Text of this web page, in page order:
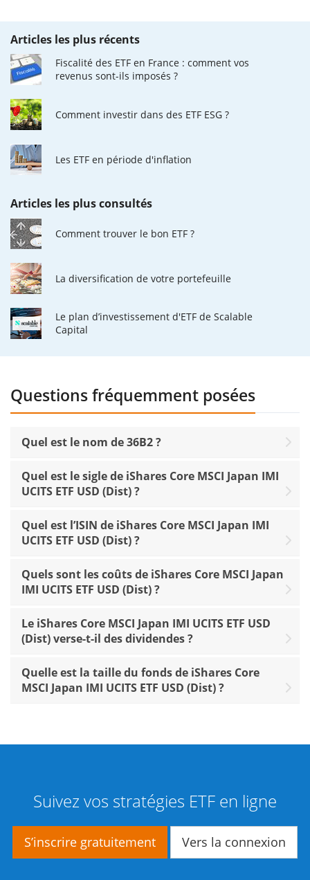
Articles les plus récents
Fiscalité des ETF en France : comment vos
revenus sont-ils imposés ?
Comment investir dans des ETF ESG ?
Les ETF en période d'inflation
Articles les plus consultés
Comment trouver le bon ETF ?
La diversification de votre portefeuille
Le plan d’investissement d'ETF de Scalable
Capital
Questions fréquemment posées
Quel est le nom de 36B2 ?
Quel est le sigle de iShares Core MSCI Japan IMI
UCITS ETF USD (Dist) ?
Quel est l’ISIN de iShares Core MSCI Japan IMI
UCITS ETF USD (Dist) ?
Quels sont les coûts de iShares Core MSCI Japan
IMI UCITS ETF USD (Dist) ?
Le iShares Core MSCI Japan IMI UCITS ETF USD
(Dist) verse-t-il des dividendes ?
Quelle est la taille du fonds de iShares Core
MSCI Japan IMI UCITS ETF USD (Dist) ?
Suivez vos stratégies ETF en ligne
S’inscrire gratuitement Vers la connexion